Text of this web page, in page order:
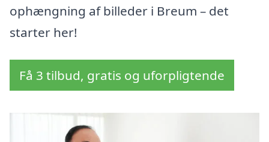
ophængning af billeder i Breum – det
starter her!
Få 3 tilbud, gratis og uforpligtende